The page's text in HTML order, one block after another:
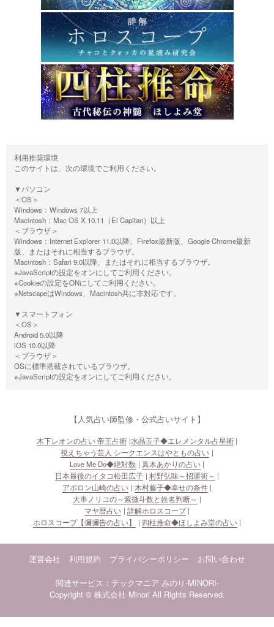
利用推奨環境
このサイトは、次の環境でご利用ください。
▼パソコン
＜OS＞
Windows：Windows 7以上
Macintosh：Mac OS X 10.11（El Capitan）以上
＜ブラウザ＞
Windows：Internet Explorer 11.0以降、Firefox最新版、Google Chrome最新
版、またはそれに相当するブラウザ。
Macintosh：Safari 9.0以降、またはそれに相当するブラウザ。
※JavaScriptの設定をオンにしてご利用ください。
※Cookieの設定をONにしてご利用ください。
※NetscapeはWindows、Macintosh共に非対応です。
▼スマートフォン
＜OS＞
Android 5.0以降
iOS 10.0以降
＜ブラウザ＞
OSに標準搭載されているブラウザ。
※JavaScriptの設定をオンにしてご利用ください。
【人気占い師監修・公式占いサイト】
木下レオンの占い 帝王占術 水晶玉子◆エレメンタル占星術
視えちゃう芸人 シークエンスはやともの占い
Love Me Do◆絶対数
真木あかりの占い
日本最後のイタコ松田広子
村野弘味～招運術～
アポロン山崎の占い
木村藤子◆幸せの条件
大串ノリコの～紫微斗数と姓名判断～
マヤ暦占い
詳解ホロスコープ
ホロスコープ【彌彌告の占い】
四柱推命◆ほしよみ堂の占い
運営会社 利用規約 プライバシーポリシー お問い合わせ
関連サービス：テックマニア みのり-MINORI-
Copyright © 株式会社 Minori All Rights Reserved.